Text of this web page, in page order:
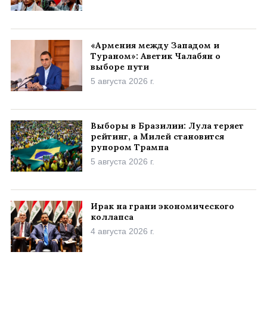
«Армения между Западом и
Тураном»: Аветик Чалабян о
выборе пути
5 августа 2026 г.
Выборы в Бразилии: Лула теряет
рейтинг, а Милей становится
рупором Трампа
5 августа 2026 г.
Ирак на грани экономического
коллапса
4 августа 2026 г.